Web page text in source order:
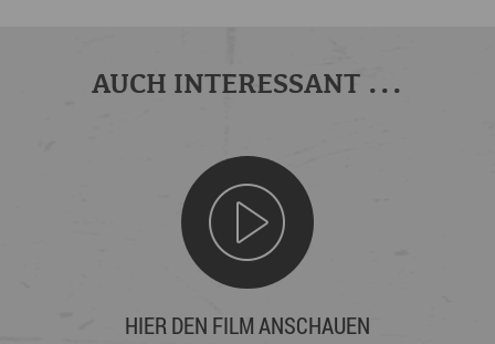
AUCH INTERESSANT ...
HIER DEN FILM ANSCHAUEN